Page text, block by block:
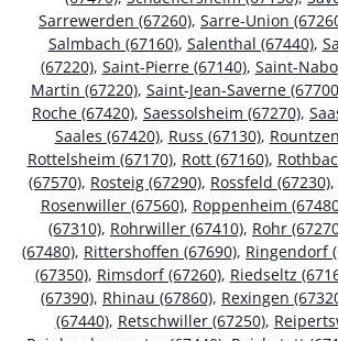
Sarrewerden (67260), Sarre-Union
Salmbach (67160), Salenthal (67440),
(67220), Saint-Pierre (67140), Saint-
Martin (67220), Saint-Jean-Saverne
Roche (67420), Saessolsheim (67270),
Saales (67420), Russ (67130),
Rottelsheim (67170), Rott (67160),
(67570), Rosteig (67290), Rossfeld (67230),
Rosenwiller (67560), Roppenheim
(67310), Rohrwiller (67410), Rohr
(67480), Rittershoffen (67690), Ringendorf
(67350), Rimsdorf (67260), Riedseltz
(67390), Rhinau (67860), Rexingen
(67440), Retschwiller (67250),